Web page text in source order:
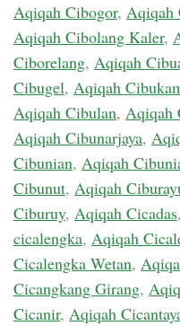
Aqiqah Cibogor, Aqiqah
Aqiqah Cibolang Kaler,
Ciborelang, Aqiqah
Cibugel, Aqiqah
Aqiqah Cibulan, Aqiqah
Aqiqah Cibunarjaya,
Cibunian, Aqiqah
Cibunut, Aqiqah
Ciburuy, Aqiqah Cicadas,
cicalengka, Aqiqah
Cicalengka Wetan,
Cicangkang Girang,
Cicanir, Aqiqah